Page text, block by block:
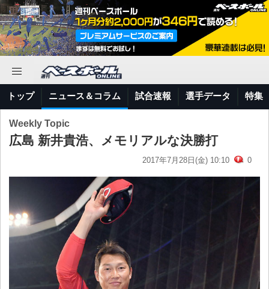
トップ ニュース＆コラム 試合速報 選手データ 特集
Weekly Topic
広島 新井貴浩、メモリアルな決勝打
2017年7月28日(金) 10:10 0